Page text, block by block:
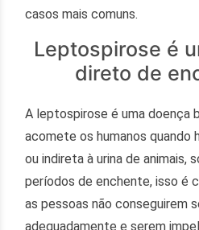
casos mais comuns.
Leptospirose é
direto de
A leptospirose é uma doença
acomete os humanos quando
ou indireta à urina de animais,
períodos de enchente, isso é
as pessoas não conseguirem
adequadamente e serem